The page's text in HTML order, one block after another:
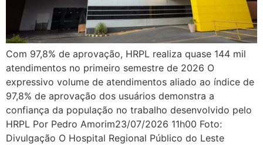
Com 97,8% de aprovação, HRPL realiza quase 144 mil
atendimentos no primeiro semestre de 2026 O
expressivo volume de atendimentos aliado ao índice de
97,8% de aprovação dos usuários demonstra a
confiança da população no trabalho desenvolvido pelo
HRPL Por Pedro Amorim23/07/2026 11h00 Foto:
Divulgação O Hospital Regional Público do Leste